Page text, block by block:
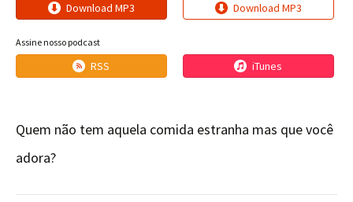
Download MP3 Download MP3
Assine nosso podcast
RSS iTunes
Quem não tem aquela comida estranha mas que você
adora?